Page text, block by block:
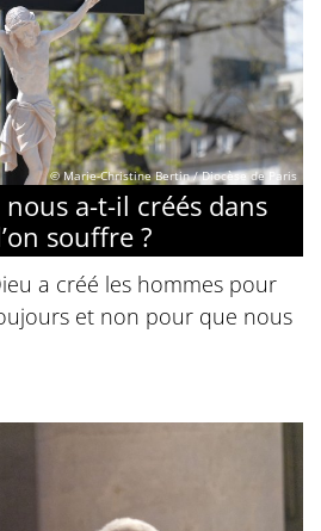
© Marie-Christine Bertin / Diocèse de Paris
a-t-il créés dans
souffre ?
a créé les hommes pour
et non pour que nous